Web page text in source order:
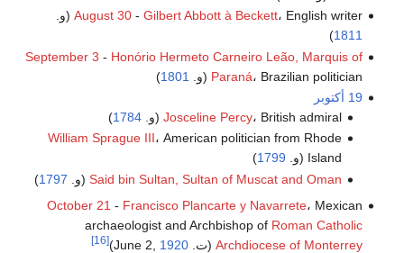
August 30- Gilbert Abbott à Beckett، English writer (و.
1811
)
September 3 - Honório Hermeto Carneiro Leão, Marquis of
Paraná، Brazilian politician (و. 1801
)
19 أكتوبر
Josceline Percy، British admiral (و. 1784
)
William Sprague III، American politician from Rhode
Island (و.
1799
)
Said bin Sultan, Sultan of Muscat and Oman(و. 1797
)
October 21 - Francisco Plancarte y Navarrete، Mexican
archaeologist and Archbishop of Roman Catholic
Archdiocese of Monterrey (ت. June 2,1920
)
[16]